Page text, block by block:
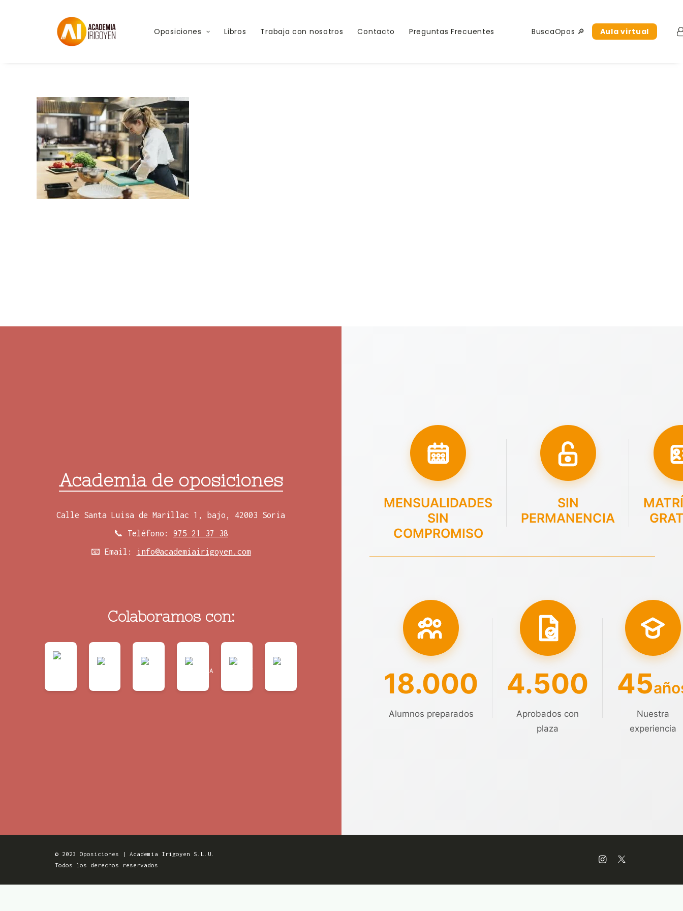
Oposiciones Libros Trabaja con nosotros Contacto Preguntas Frecuentes BuscaOpos 🔎 Aula virtual
vista-lateral-de-la-cocinera-con-guante-cortando-verduras-en-la-cocina
Técnico en Cocina y Gastronomía
vista-lateral-de-la-cocinera-con-guante-cortando-verduras-en-la-cocina
Academia de oposiciones
Calle Santa Luisa de Marillac 1, bajo, 42003 Soria
📞 Teléfono: 975 21 37 38
📧 Email:
info@academiairigoyen.com
Colaboramos con:
MENSUALIDADES
SIN
COMPROMISO
SIN
PERMANENCIA
18.000
Alumnos preparados
4.500
Aprobados con
plaza
45
Nuestra
experiencia
© 2023 Oposiciones | Academia Irigoyen S.L.U.
Todos los derechos reservados